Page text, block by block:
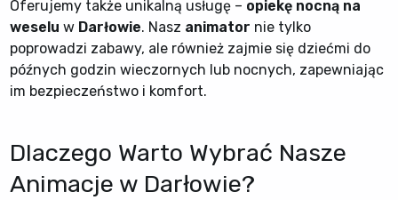
Oferujemy także unikalną usługę – opiekę nocną na
weselu w Darłowie. Nasz animator nie tylko
poprowadzi zabawy, ale również zajmie się dziećmi do
późnych godzin wieczornych lub nocnych, zapewniając
im bezpieczeństwo i komfort.
Dlaczego Warto Wybrać Nasze
Animacje w Darłowie?